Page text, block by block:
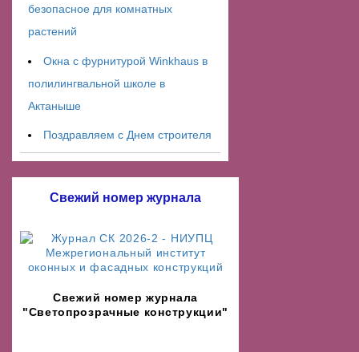
безопасное для комнатных
растений
Окна с фурнитурой Winkhaus в
полилингвальной школе в
Актаныше
Поздравляем с Днем строителя
Свежий номер журнала
Свежий номер журнала
"Светопрозрачные конструкции"